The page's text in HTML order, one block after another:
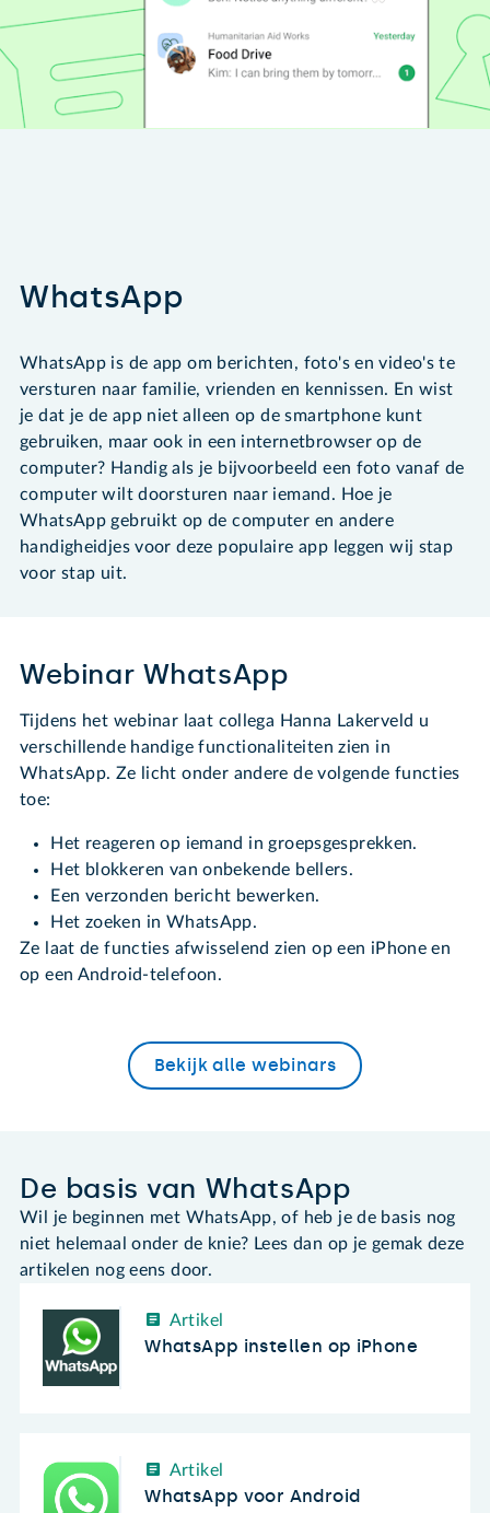
WhatsApp
WhatsApp is de app om berichten, foto's en video's te
versturen naar familie, vrienden en kennissen. En wist
je dat je de app niet alleen op de smartphone kunt
gebruiken, maar ook in een internetbrowser op de
computer? Handig als je bijvoorbeeld een foto vanaf de
computer wilt doorsturen naar iemand. Hoe je
WhatsApp gebruikt op de computer en andere
handigheidjes voor deze populaire app leggen wij stap
voor stap uit.
Webinar WhatsApp
Tijdens het webinar laat collega Hanna Lakerveld u
verschillende handige functionaliteiten zien in
WhatsApp. Ze licht onder andere de volgende functies
toe:
Het reageren op iemand in groepsgesprekken.
Het blokkeren van onbekende bellers.
Een verzonden bericht bewerken.
Het zoeken in WhatsApp.
Ze laat de functies afwisselend zien op een iPhone en
op een Android-telefoon.
Bekijk alle webinars
De basis van WhatsApp
Wil je beginnen met WhatsApp, of heb je de basis nog
niet helemaal onder de knie? Lees dan op je gemak deze
artikelen nog eens door.
Artikel
WhatsApp instellen op iPhone
Artikel
WhatsApp voor Android